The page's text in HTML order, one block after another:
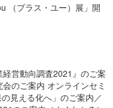
（プラス・ユー）展」開
営動向調査2021』のご案
のご案内 オンラインセミ
見える化へ」のご案内／